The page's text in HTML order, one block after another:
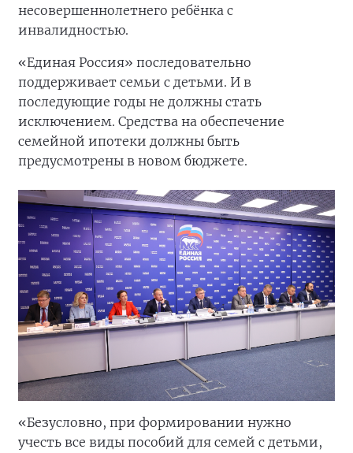
несовершеннолетнего ребёнка с
инвалидностью.
«Единая Россия» последовательно
поддерживает семьи с детьми. И в
последующие годы не должны стать
исключением. Средства на обеспечение
семейной ипотеки должны быть
предусмотрены в новом бюджете.
«Безусловно, при формировании нужно
учесть все виды пособий для семей с детьми,